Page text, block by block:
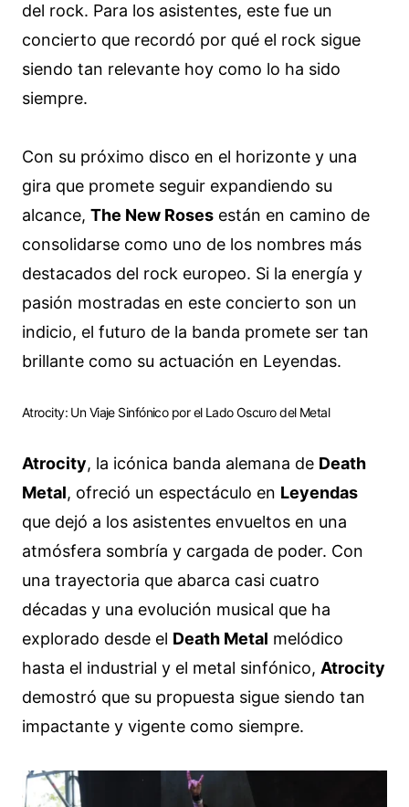
del rock. Para los asistentes, este fue un
concierto que recordó por qué el rock sigue
siendo tan relevante hoy como lo ha sido
siempre.
Con su próximo disco en el horizonte y una
gira que promete seguir expandiendo su
alcance, The New Roses están en camino de
consolidarse como uno de los nombres más
destacados del rock europeo. Si la energía y
pasión mostradas en este concierto son un
indicio, el futuro de la banda promete ser tan
brillante como su actuación en Leyendas.
Atrocity: Un Viaje Sinfónico por el Lado Oscuro del Metal
Atrocity, la icónica banda alemana de Death
Metal, ofreció un espectáculo en Leyendas
que dejó a los asistentes envueltos en una
atmósfera sombría y cargada de poder. Con
una trayectoria que abarca casi cuatro
décadas y una evolución musical que ha
explorado desde el Death Metal melódico
hasta el industrial y el metal sinfónico, Atrocity
demostró que su propuesta sigue siendo tan
impactante y vigente como siempre.